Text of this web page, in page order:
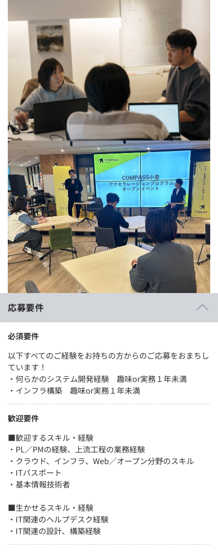
応募要件
必須要件
以下すべてのご経験をお持ちの方からのご応募をおまちし
ています！
・何らかのシステム開発経験 趣味or実務１年未満
・インフラ構築 趣味or実務１年未満
歓迎要件
■歓迎するスキル・経験
・PL／PMの経験、上流工程の業務経験
・クラウド、インフラ、Web／オープン分野のスキル
・ITパスポート
・基本情報技術者
■生かせるスキル・経験
・IT関連のヘルプデスク経験
・IT関連の設計、構築経験